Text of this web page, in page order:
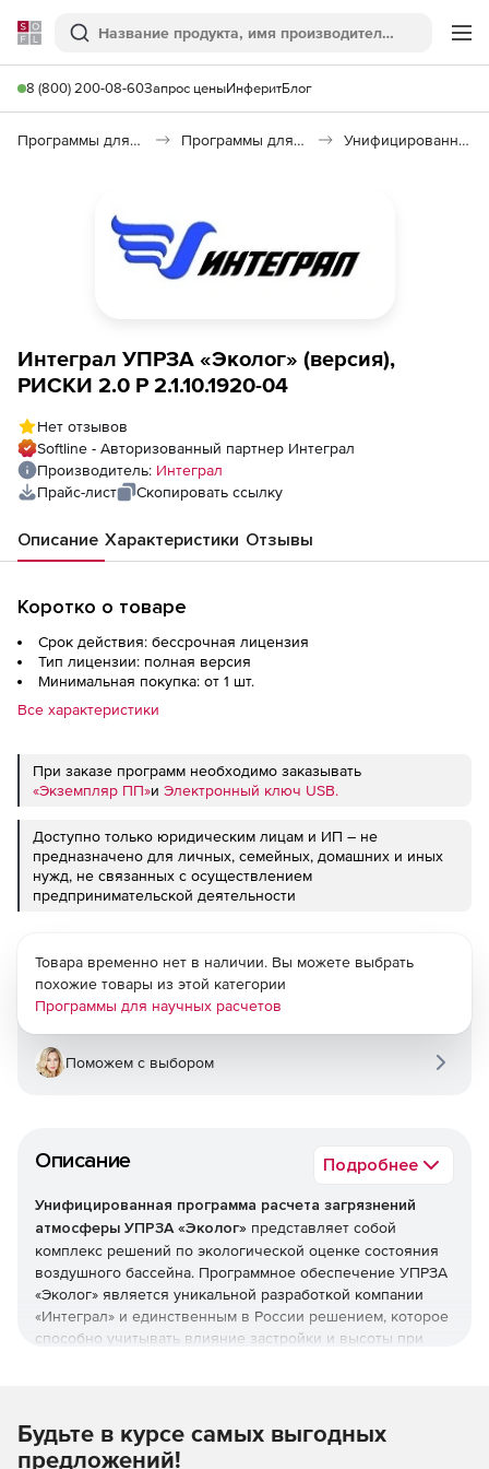
Softline
Поиск
8 (800) 200-08-60Запрос ценыИнферитБлог
Программы для образования и науки Программы для научных расчетов Унифицированная программа расчета загрязнений атмосферы УПРЗА «Эколог»
Интеграл УПРЗА «Эколог» (версия),
РИСКИ 2.0 Р 2.1.10.1920-04
Нет отзывов
Softline - Авторизованный партнер Интеграл
Производитель: Интеграл
Прайс-лист
Скопировать ссылку
Описание Характеристики Отзывы
Коротко о товаре
Срок действия: бессрочная лицензия
Тип лицензии: полная версия
Минимальная покупка: от 1 шт.
Все характеристики
При заказе программ необходимо заказывать
«Экземпляр ПП»и Электронный ключ USB.
Доступно только юридическим лицам и ИП – не
предназначено для личных, семейных, домашних и иных
нужд, не связанных с осуществлением
предпринимательской деятельности
Описание Подробнее
Унифицированная программа расчета загрязнений
атмосферы УПРЗА «Эколог» представляет собой
комплекс решений по экологической оценке состояния
воздушного бассейна. Программное обеспечение УПРЗА
«Эколог» является уникальной разработкой компании
«Интеграл» и единственным в России решением, которое
способно учитывать влияние застройки и высоты при
УПРЗА «Эколог» вариант «Базовый»определяет
приземные концентрации загрязняющих веществ в
Товара временно нет в наличии. Вы можете выбрать
похожие товары из этой категории
Программы для научных расчетов
Поможем с выбором
Будьте в курсе самых выгодных
предложений!